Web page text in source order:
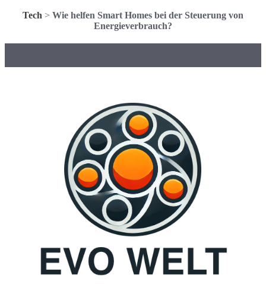
Tech > Wie helfen Smart Homes bei der Steuerung von
Energieverbrauch?